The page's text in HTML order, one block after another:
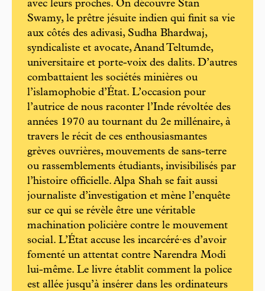
avec leurs proches. On découvre Stan
Swamy, le prêtre jésuite indien qui finit sa vie
aux côtés des adivasi, Sudha Bhardwaj,
syndicaliste et avocate, Anand Teltumde,
universitaire et porte-voix des dalits. D’autres
combattaient les sociétés minières ou
l’islamophobie d’État. L’occasion pour
l’autrice de nous raconter l’Inde révoltée des
années 1970 au tournant du 2e millénaire, à
travers le récit de ces enthousiasmantes
grèves ouvrières, mouvements de sans-terre
ou rassemblements étudiants, invisibilisés par
l’histoire officielle. Alpa Shah se fait aussi
journaliste d’investigation et mène l’enquête
sur ce qui se révèle être une véritable
machination policière contre le mouvement
social. L’État accuse les incarcéré·es d’avoir
fomenté un attentat contre Narendra Modi
lui-même. Le livre établit comment la police
est allée jusqu’à insérer dans les ordinateurs